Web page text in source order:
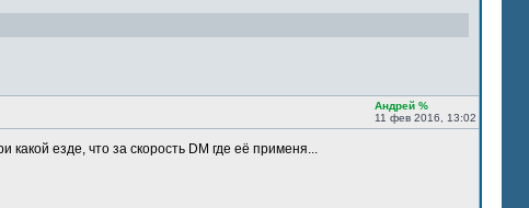
Андрей %
11 фев 2016, 13:02
езде, что за скорость DM где её применя...